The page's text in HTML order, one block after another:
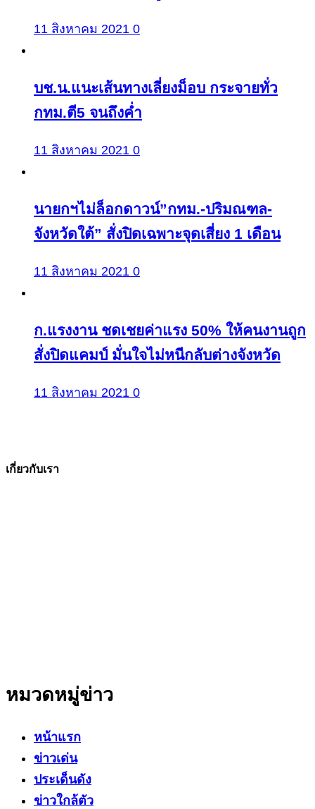
11 สิงหาคม 2021 0
บช.น.แนะเส้นทางเลี่ยงม็อบ กระจายทั่ว
กทม.ตี5 จนถึงค่ำ
11 สิงหาคม 2021 0
นายกฯไม่ล็อกดาวน์”กทม.-ปริมณฑล-
จังหวัดใต้” สั่งปิดเฉพาะจุดเสี่ยง 1 เดือน
11 สิงหาคม 2021 0
ก.แรงงาน ชดเชยค่าแรง 50% ให้คนงานถูก
สั่งปิดแคมป์ มั่นใจไม่หนีกลับต่างจังหวัด
11 สิงหาคม 2021 0
เกี่ยวกับเรา
หมวดหมู่ข่าว
หน้าแรก
ข่าวเด่น
ประเด็นดัง
ข่าวใกล้ตัว